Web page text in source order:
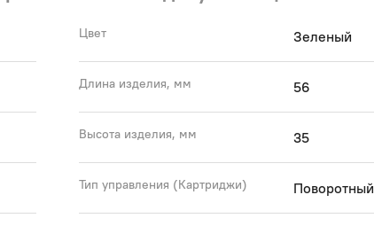
Цвет Зеленый
Длина изделия, мм 56
Высота изделия, мм 35
Тип управления (Картриджи) Поворотный